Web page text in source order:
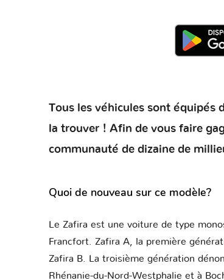
Tous les véhicules sont équipés
la trouver ! Afin de vous faire
communauté de dizaine de
Quoi de nouveau sur ce modèle?
Le Zafira est une voiture de type
Francfort. Zafira A, la première
Zafira B. La troisième génération
Rhénanie-du-Nord-Westphalie et à